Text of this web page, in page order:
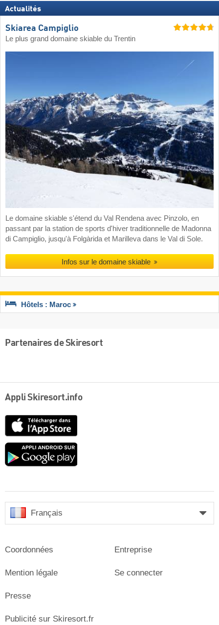
Actualités
Skiarea Campiglio
Le plus grand domaine skiable du Trentin
Le domaine skiable s'étend du Val Rendena avec Pinzolo, en
passant par la station de sports d'hiver traditionnelle de Madonna
di Campiglio, jusqu'à Folgàrida et Marilleva dans le Val di Sole.
Infos sur le domaine skiable
Hôtels : Maroc
Partenaires de Skiresort
Appli Skiresort.info
Google
Français
Coordonnées
Mention légale
Presse
Entreprise
Se connecter
Publicité sur Skiresort.fr